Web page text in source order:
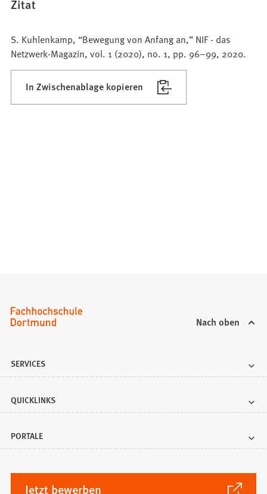
Zitat
S. Kuhlenkamp, “Bewegung von Anfang an,” NIF - das
Netzwerk-Magazin, vol. 1 (2020), no. 1, pp. 96–99, 2020.
In Zwischenablage kopieren
Nach oben
SERVICES
QUICKLINKS
PORTALE
Jetzt bewerben
(Öffnet